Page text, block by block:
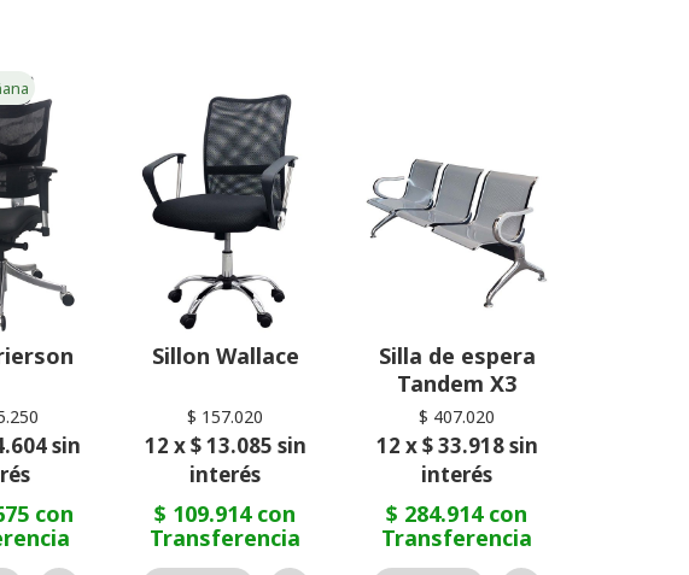
sin
con
Sillon Wallace
$ 157.020
12 x $ 13.085 sin
interés
$ 109.914 con
Transferencia
Silla de espera
Tandem X3
$ 407.020
12 x $ 33.918 sin
interés
$ 284.914 con
Transferencia